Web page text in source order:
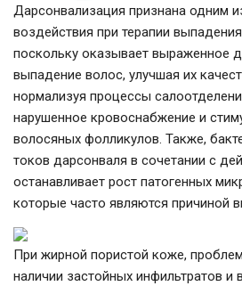
Дарсонвализация признана одним
воздействия при терапии
поскольку оказывает выраженное
выпадение волос, улучшая их
нормализуя процессы
нарушенное кровоснабжение и
волосяных фолликулов. Также,
токов дарсонваля в сочетании с
останавливает рост патогенных
которые часто являются причиной
При жирной пористой коже,
наличии застойных инфильтратов и